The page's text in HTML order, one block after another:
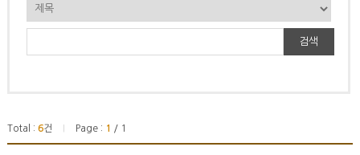
검색
Total : 6건 Page : 1 / 1